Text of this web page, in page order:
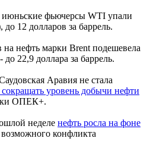
июньские фьючерсы WTI упали
12 долларов за баррель.
нефть марки Brent подешевела
22,9 доллара за баррель.
Аравия не стала
сокращать уровень добычи нефти
ОПЕК+.
неделе нефть росла на фоне
конфликта